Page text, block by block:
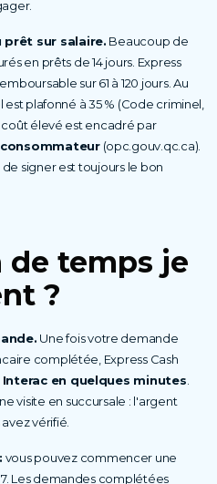
sur salaire. Beaucoup de
en prêts de 14 jours. Express
sur 61 à 120 jours. Au
plafonné à 35 % (Code criminel,
coût élevé est encadré par
(opc.gouv.qc.ca).
signer est toujours le bon
de temps je
?
Une fois votre demande
complétée, Express Cash
en quelques minutes
visite en succursale : l'argent
vérifié.
vous pouvez commencer une
7. Les demandes complétées